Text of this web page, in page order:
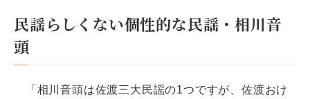
民謡らしくない個性的な民謡・相川音
頭
「相川音頭は佐渡三大民謡の1つですが、佐渡おけ